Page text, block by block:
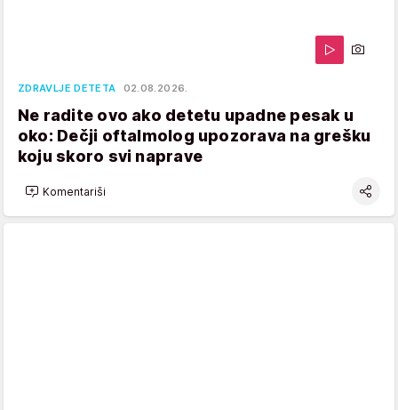
ZDRAVLJE DETETA 02.08.2026.
Ne radite ovo ako detetu upadne pesak u
oko: Dečji oftalmolog upozorava na grešku
koju skoro svi naprave
Komentariši